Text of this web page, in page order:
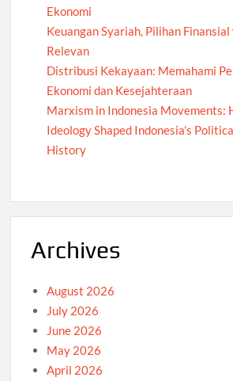
Ekonomi
Keuangan Syariah, Pilihan
Relevan
Distribusi Kekayaan: Memahami
Ekonomi dan Kesejahteraan
Marxism in Indonesia Movements:
Ideology Shaped Indonesia’s
History
Archives
August 2026
July 2026
June 2026
May 2026
April 2026